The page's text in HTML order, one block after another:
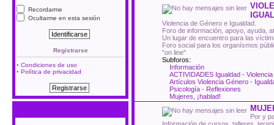
Recordarme
Ocultarme en esta sesión
Registrarse
• Condiciones de uso
• Política de privacidad
Violencia de Género e Igualdad.
Foro de información, apoyo, ayuda,
Un lugar de encuentro para las
Foro social para los organísmos
"on line"
Subforos:
Información
ACTIVIDADES Igualdad -
Artículos Violencia Género -
Psicología - Reflexiones
Mujeres, ¡hablad!
Por y
Información de cursos, talleres,